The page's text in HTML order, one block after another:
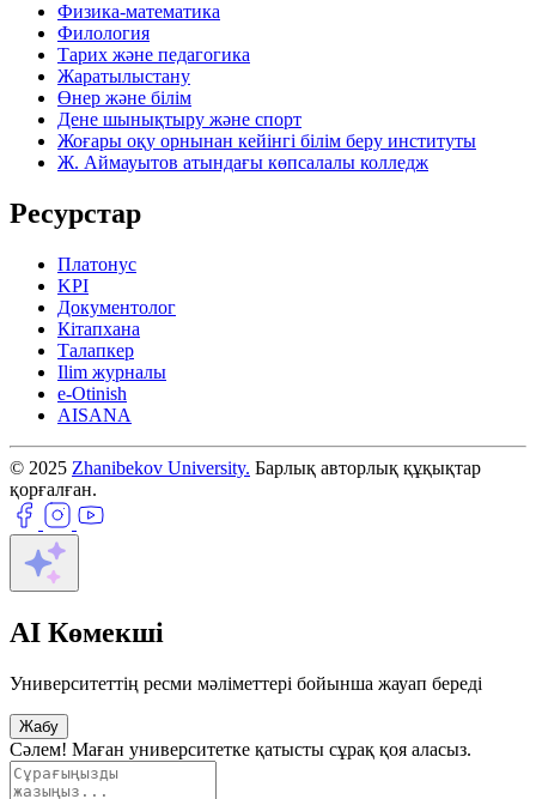
Физика-математика
Филология
Тарих және педагогика
Жаратылыстану
Өнер және білім
Дене шынықтыру және спорт
Жоғары оқу орнынан кейінгі білім беру институты
Ж. Аймауытов атындағы көпсалалы колледж
Ресурстар
Платонус
KPI
Документолог
Кітапхана
Талапкер
Ilim журналы
e-Otinish
AISANA
© 2025 Zhanibekov University. Барлық авторлық құқықтар
қорғалған.
AI Көмекші
Университеттің ресми мәліметтері бойынша жауап береді
Жабу
Сәлем! Маған университетке қатысты сұрақ қоя аласыз.